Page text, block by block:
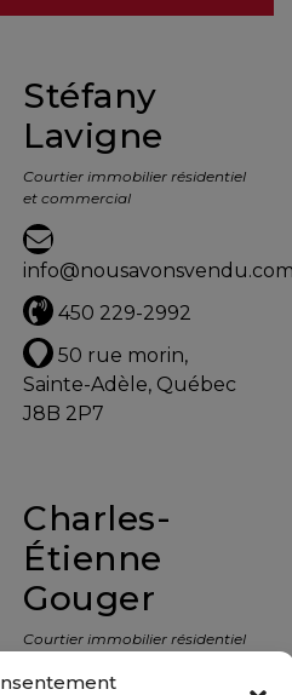
Stéfany
Lavigne
Courtier immobilier résidentiel
et commercial
450 229-2992
50 rue morin,
Sainte-Adèle, Québec
J8B 2P7
Charles-
Étienne
Gouger
Courtier immobilier résidentiel